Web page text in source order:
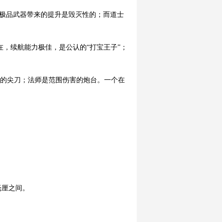
品武器带来的提升是毁灭性的；而道士
续航能力极佳，是公认的“打宝王子”；
尖刀；法师是范围伤害的炮台。一个在
之间。